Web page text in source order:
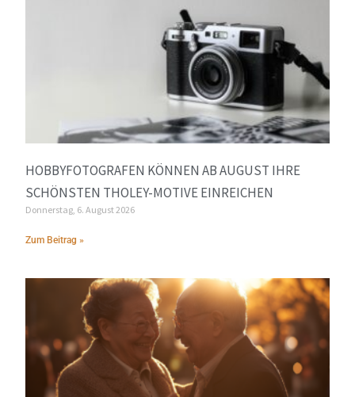
HOBBYFOTOGRAFEN KÖNNEN AB AUGUST IHRE
SCHÖNSTEN THOLEY-MOTIVE EINREICHEN
Donnerstag, 6. August 2026
Zum Beitrag »